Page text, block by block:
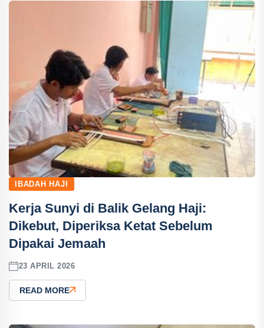
IBADAH HAJI
Kerja Sunyi di Balik Gelang Haji:
Dikebut, Diperiksa Ketat Sebelum
Dipakai Jemaah
23 APRIL 2026
READ MORE